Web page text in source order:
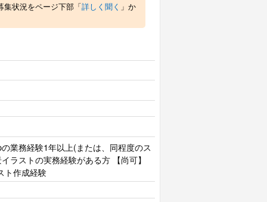
集状況をページ下部「詳しく聞く 」か
務経験1年以上(または、同程度のス
ストの実務経験がある方 【尚可】
作成経験